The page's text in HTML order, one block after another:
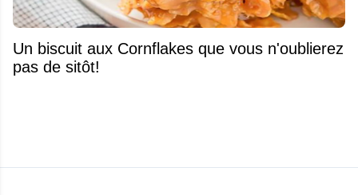
Un biscuit aux Cornflakes que vous n'oublierez
pas de sitôt!